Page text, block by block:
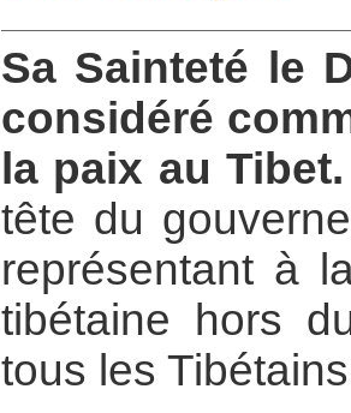
Sa Sainteté le
considéré
la paix au Tibet.
tête du
représentant à
tibétaine hors
tous les